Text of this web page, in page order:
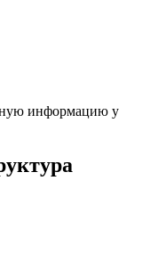
информацию у